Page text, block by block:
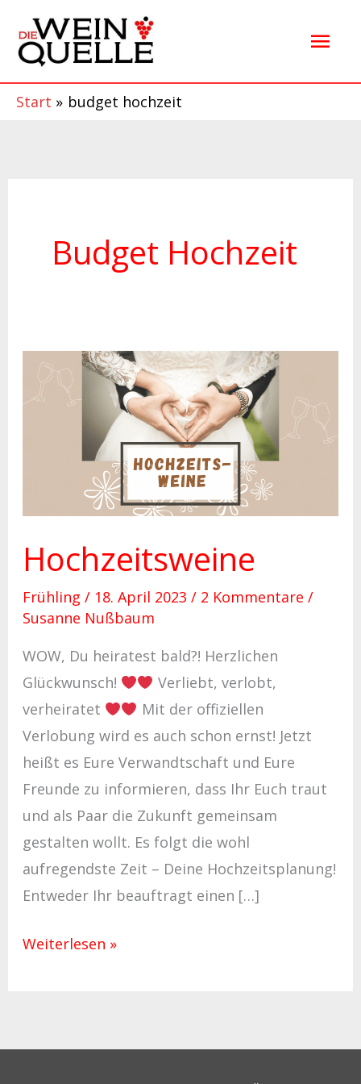
Inhalt
springen
Start budget hochzeit
Budget Hochzeit
Hochzeitsweine
Frühling / 18. April 2023 / 2 Kommentare /
Susanne Nußbaum
WOW, Du heiratest bald?! Herzlichen
Glückwunsch!
Verliebt, verlobt,
verheiratet
Mit der offiziellen
Verlobung wird es auch schon ernst! Jetzt
heißt es Eure Verwandtschaft und Eure
Freunde zu informieren, dass Ihr Euch traut
und als Paar die Zukunft gemeinsam
gestalten wollt. Es folgt die wohl
aufregendste Zeit – Deine Hochzeitsplanung!
Entweder Ihr beauftragt einen […]
Hochzeitsweine
Weiterlesen »